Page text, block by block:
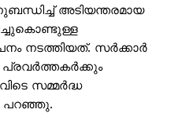
അടിയന്തരമായ
നടത്തിയത്. സർക്കാർ
സമ്മര്‍ദ്ധ
പറഞ്ഞു.